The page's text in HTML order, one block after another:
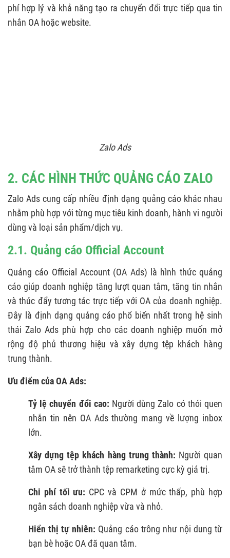
phí hợp lý và khả năng tạo ra chuyển đổi trực tiếp qua tin
nhắn OA hoặc website.
Zalo Ads
2. CÁC HÌNH THỨC QUẢNG CÁO ZALO
Zalo Ads cung cấp nhiều định dạng quảng cáo khác nhau
nhằm phù hợp với từng mục tiêu kinh doanh, hành vi người
dùng và loại sản phẩm/dịch vụ.
2.1. Quảng cáo Official Account
Quảng cáo Official Account (OA Ads) là hình thức quảng
cáo giúp doanh nghiệp tăng lượt quan tâm, tăng tin nhắn
và thúc đẩy tương tác trực tiếp với OA của doanh nghiệp.
Đây là định dạng quảng cáo phổ biến nhất trong hệ sinh
thái Zalo Ads phù hợp cho các doanh nghiệp muốn mở
rộng độ phủ thương hiệu và xây dựng tệp khách hàng
trung thành.
Ưu điểm của OA Ads:
Tỷ lệ chuyển đổi cao: Người dùng Zalo có thói quen
nhắn tin nên OA Ads thường mang về lượng inbox
lớn.
Xây dựng tệp khách hàng trung thành: Người quan
tâm OA sẽ trở thành tệp remarketing cực kỳ giá trị.
Chi phí tối ưu: CPC và CPM ở mức thấp, phù hợp
ngân sách doanh nghiệp vừa và nhỏ.
Hiển thị tự nhiên: Quảng cáo trông như nội dung từ
bạn bè hoặc OA đã quan tâm.